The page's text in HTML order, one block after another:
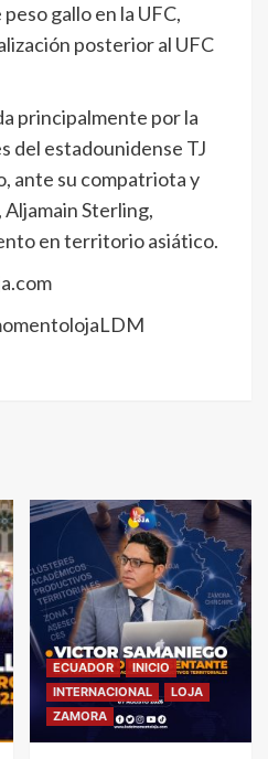
gallo en la UFC,
posterior al UFC
principalmente por la
del estadounidense TJ
ante su compatriota y
Aljamain Sterling,
en territorio asiático.
ECUADOR
INICIO
INTERNACIONAL
LOJA
ZAMORA